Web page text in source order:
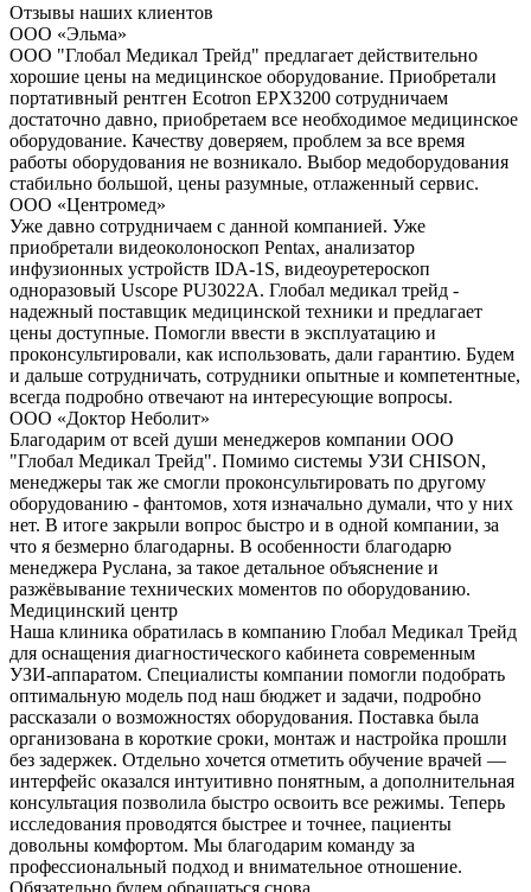
Отзывы наших клиентов
ООО «Эльма»
ООО "Глобал Медикал Трейд" предлагает действительно
хорошие цены на медицинское оборудование. Приобретали
портативный рентген Ecotron EPX3200 сотрудничаем
достаточно давно, приобретаем все необходимое медицинское
оборудование. Качеству доверяем, проблем за все время
работы оборудования не возникало. Выбор медоборудования
стабильно большой, цены разумные, отлаженный сервис.
ООО «Центромед»
Уже давно сотрудничаем с данной компанией. Уже
приобретали видеоколоноскоп Pentax, анализатор
инфузионных устройств IDA-1S, видеоуретероскоп
одноразовый Uscope PU3022A. Глобал медикал трейд -
надежный поставщик медицинской техники и предлагает
цены доступные. Помогли ввести в эксплуатацию и
проконсультировали, как использовать, дали гарантию. Будем
и дальше сотрудничать, сотрудники опытные и компетентные,
всегда подробно отвечают на интересующие вопросы.
ООО «Доктор Неболит»
Благодарим от всей души менеджеров компании ООО
"Глобал Медикал Трейд". Помимо системы УЗИ CHISON,
менеджеры так же смогли проконсультировать по другому
оборудованию - фантомов, хотя изначально думали, что у них
нет. В итоге закрыли вопрос быстро и в одной компании, за
что я безмерно благодарны. В особенности благодарю
менеджера Руслана, за такое детальное объяснение и
разжёвывание технических моментов по оборудованию.
Медицинский центр
Наша клиника обратилась в компанию Глобал Медикал Трейд
для оснащения диагностического кабинета современным
УЗИ-аппаратом. Специалисты компании помогли подобрать
оптимальную модель под наш бюджет и задачи, подробно
рассказали о возможностях оборудования. Поставка была
организована в короткие сроки, монтаж и настройка прошли
без задержек. Отдельно хочется отметить обучение врачей —
интерфейс оказался интуитивно понятным, а дополнительная
консультация позволила быстро освоить все режимы. Теперь
исследования проводятся быстрее и точнее, пациенты
довольны комфортом. Мы благодарим команду за
профессиональный подход и внимательное отношение.
Обязательно будем обращаться снова.